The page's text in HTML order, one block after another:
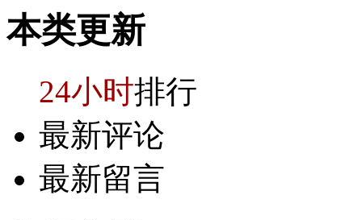
本类更新
24小时排行
最新评论
最新留言